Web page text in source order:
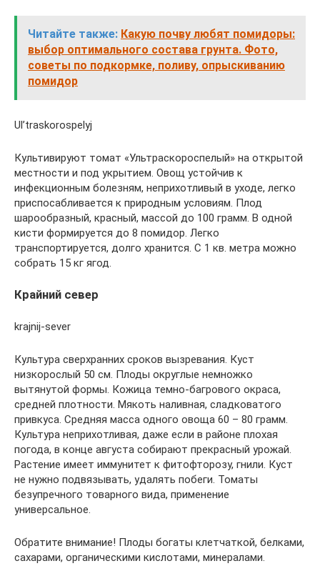
Читайте также: Какую почву любят помидоры:
выбор оптимального состава грунта. Фото,
советы по подкормке, поливу, опрыскиванию
помидор
Ul’traskorospelyj
Культивируют томат «Ультраскороспелый» на открытой
местности и под укрытием. Овощ устойчив к
инфекционным болезням, неприхотливый в уходе, легко
приспосабливается к природным условиям. Плод
шарообразный, красный, массой до 100 грамм. В одной
кисти формируется до 8 помидор. Легко
транспортируется, долго хранится. С 1 кв. метра можно
собрать 15 кг ягод.
Крайний север
krajnij-sever
Культура сверхранних сроков вызревания. Куст
низкорослый 50 см. Плоды округлые немножко
вытянутой формы. Кожица темно-багрового окраса,
средней плотности. Мякоть наливная, сладковатого
привкуса. Средняя масса одного овоща 60 – 80 грамм.
Культура неприхотливая, даже если в районе плохая
погода, в конце августа собирают прекрасный урожай.
Растение имеет иммунитет к фитофторозу, гнили. Куст
не нужно подвязывать, удалять побеги. Томаты
безупречного товарного вида, применение
универсальное.
Обратите внимание! Плоды богаты клетчаткой, белками,
сахарами, органическими кислотами, минералами.